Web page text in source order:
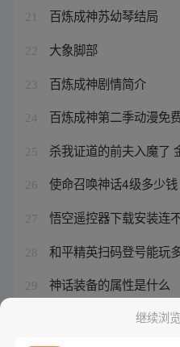
21 百炼成神苏幼琴结局
22 大象脚部
23 百炼成神剧情简介
24 百炼成神第二季动漫免
25 杀我证道的前夫入魔了
26 使命召唤神话4级多少钱
27 悟空遥控器下载安装连
28 和平精英扫码登号能玩
29 神话装备的属性是什么
元尊漫画免费扑飞漫画
继续浏